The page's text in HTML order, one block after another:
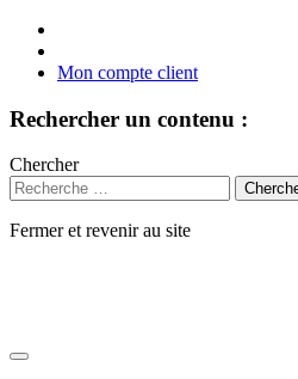
Mon compte client
Rechercher un contenu :
Chercher
Fermer et revenir au site